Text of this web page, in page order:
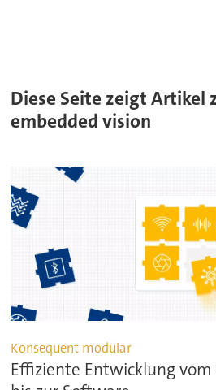
Diese Seite zeigt Artikel
embedded vision
Konsequent modular
Effiziente Entwicklung